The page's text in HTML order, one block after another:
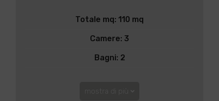
Totale mq: 110 mq
Camere: 3
Bagni: 2